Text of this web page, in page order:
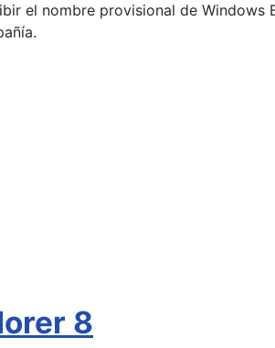
el nombre provisional de Windows
8